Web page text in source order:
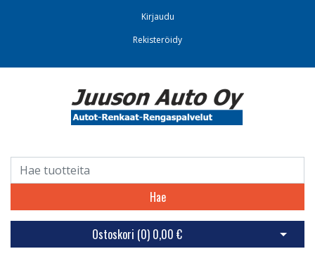
Kirjaudu
Rekisteröidy
Hae
Ostoskori (0) 0,00 € Avaa